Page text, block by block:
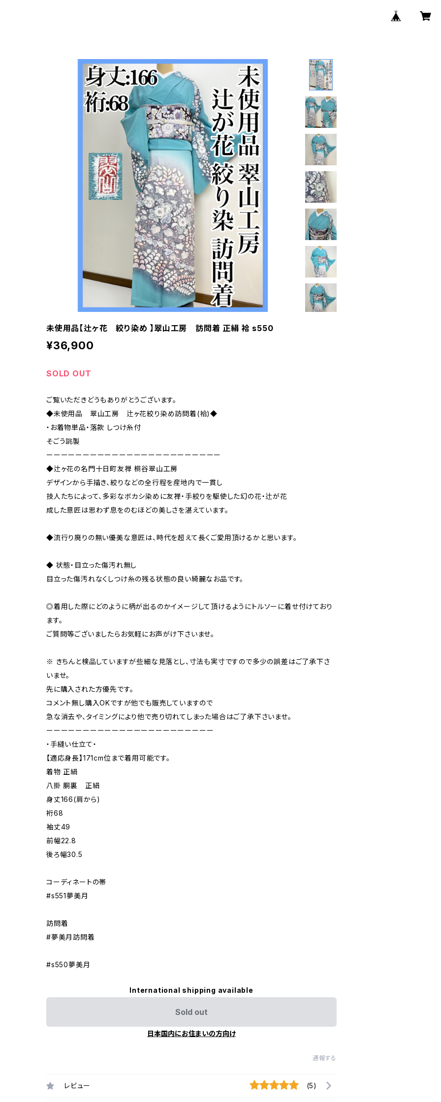
未使用品【辻ヶ花 絞り染め 】翠山工房 訪問着 正絹 袷 s550
¥36,900
SOLD OUT
ご覧いただきどうもありがとうございます。
◆未使用品 翠山工房 辻ヶ花絞り染め訪問着(袷)◆
・お着物単品・落款 しつけ糸付
そごう誂製
ーーーーーーーーーーーーーーーーーーーーーーーー
◆辻ヶ花の名門十日町友禅 桐谷翠山工房
デザインから手描き、絞りなどの全行程を産地内で一貫し
技人たちによって、多彩なボカシ染めに友禅・手絞りを駆使した幻の花・辻が花
成した意匠は思わず息をのむほどの美しさを湛えています。
◆流行り廃りの無い優美な意匠は、時代を超えて長くご愛用頂けるかと思います。
◆ 状態・目立った傷汚れ無し
目立った傷汚れなくしつけ糸の残る状態の良い綺麗なお品です。
◎着用した際にどのように柄が出るのかイメージして頂けるようにトルソーに着せ付けており
ます。
ご質問等ございましたらお気軽にお声がけ下さいませ。
※ きちんと検品していますが些細な見落とし、寸法も実寸ですので多少の誤差はご了承下さ
いませ。
先に購入された方優先です。
コメント無し購入OKですが他でも販売していますので
急な消去や、タイミングにより他で売り切れてしまった場合はご了承下さいませ。
ーーーーーーーーーーーーーーーーーーーーーーー
・手縫い仕立て・
【適応身長】171cm位まで着用可能です。
着物 正絹
八掛 胴裏 正絹
身丈166(肩から)
裄68
袖丈49
前幅22.8
後ろ幅30.5
コーディネートの帯
#s551夢美月
訪問着
#夢美月訪問着
#s550夢美月
International shipping available
Sold out
日本国内にお住まいの方向け
通報する
レビュー (5)